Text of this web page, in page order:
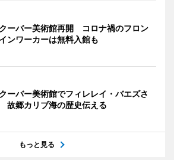
ーバー美術館再開 コロナ禍のフロン
ンワーカーは無料入館も
ーバー美術館でフィレレイ・バエズさ
故郷カリブ海の歴史伝える
もっと見る